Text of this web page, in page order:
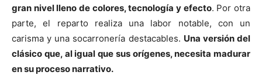
gran nivel lleno de colores, tecnología y efecto. Por otra
parte, el reparto realiza una labor notable, con un
carisma y una socarronería destacables. Una versión del
clásico que, al igual que sus orígenes, necesita madurar
en su proceso narrativo.